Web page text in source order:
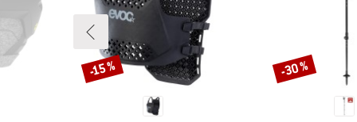
Remise
-15 % Remise
-30 %